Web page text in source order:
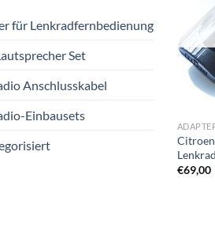
für Lenkradfernbedienung
Set
Anschlusskabel
Einbausets
€69,00